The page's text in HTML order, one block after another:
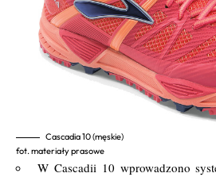
Cascadia 10 (męskie)
fot. materiały prasowe
W Cascadii 10 wprowadzono